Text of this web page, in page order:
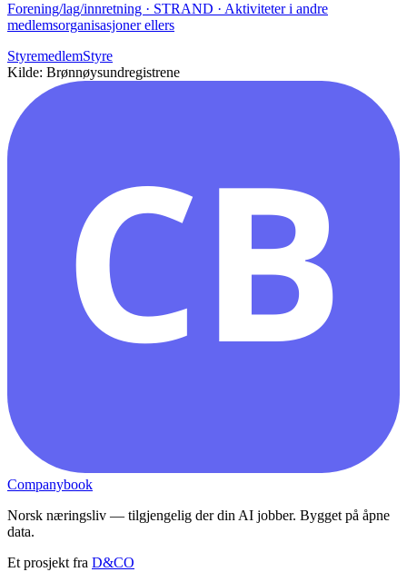
Forening/lag/innretning · STRAND · Aktiviteter i andre
medlemsorganisasjoner ellers
StyremedlemStyre
Kilde: Brønnøysundregistrene
CB
Companybook
Norsk næringsliv — tilgjengelig der din AI jobber. Bygget på åpne
data.
Et prosjekt fra D&CO